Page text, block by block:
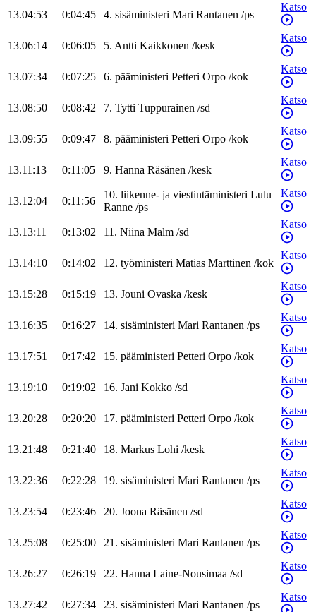
13.04:53 0:04:45 4. sisäministeri Mari Rantanen /ps
Katso
13.06:14 0:06:05 5. Antti Kaikkonen /kesk
Katso
13.07:34 0:07:25 6. pääministeri Petteri Orpo /kok
Katso
13.08:50 0:08:42 7. Tytti Tuppurainen /sd
Katso
13.09:55 0:09:47 8. pääministeri Petteri Orpo /kok
Katso
13.11:13 0:11:05 9. Hanna Räsänen /kesk
Katso
13.12:04 0:11:56
10. liikenne- ja viestintäministeri Lulu
Ranne /ps
Katso
13.13:11 0:13:02 11. Niina Malm /sd
Katso
13.14:10 0:14:02 12. työministeri Matias Marttinen /kok
Katso
13.15:28 0:15:19 13. Jouni Ovaska /kesk
Katso
13.16:35 0:16:27 14. sisäministeri Mari Rantanen /ps
Katso
13.17:51 0:17:42 15. pääministeri Petteri Orpo /kok
Katso
13.19:10 0:19:02 16. Jani Kokko /sd
Katso
13.20:28 0:20:20 17. pääministeri Petteri Orpo /kok
Katso
13.21:48 0:21:40 18. Markus Lohi /kesk
Katso
13.22:36 0:22:28 19. sisäministeri Mari Rantanen /ps
Katso
13.23:54 0:23:46 20. Joona Räsänen /sd
Katso
13.25:08 0:25:00 21. sisäministeri Mari Rantanen /ps
Katso
13.26:27 0:26:19 22. Hanna Laine-Nousimaa /sd
Katso
13.27:42 0:27:34 23. sisäministeri Mari Rantanen /ps
Katso